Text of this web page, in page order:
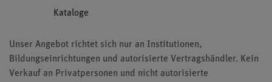
Kataloge
Unser Angebot richtet sich nur an Institutionen,
Bildungseinrichtungen und autorisierte Vertragshändler. Kein
Verkauf an Privatpersonen und nicht autorisierte